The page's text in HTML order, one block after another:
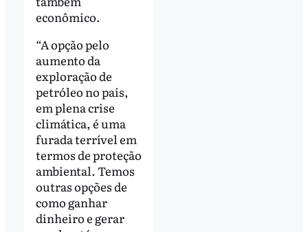
econômico.
“A opção pelo
aumento da
exploração de
petróleo no país,
em plena crise
climática, é uma
furada terrível em
termos de proteção
ambiental. Temos
outras opções de
como ganhar
dinheiro e gerar